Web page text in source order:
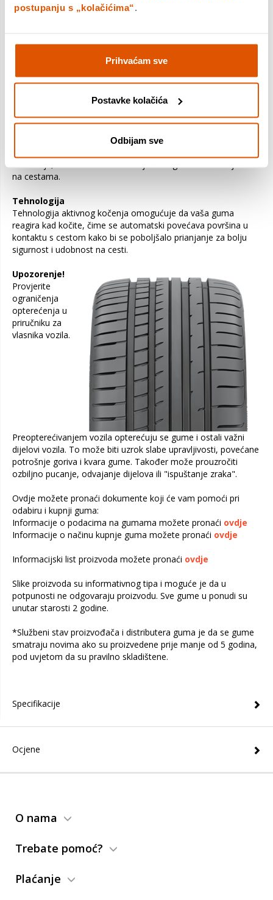
postupanju s „kolačićima“
Prihvaćam sve
Postavke kolačića
Odbijam sve
i jačom gumom.
To znači da ćete imati koristi od niže potrošnje goriva,
smanjenog trošenja gaznoga sloja i lakšeg rukovanja u
zavojima.
Tehnologija Grip Booster
Poboljšano prianjanje Guma Eagle F1 Asymmetric 3
opremljena je novim Grip Booster spojem, koji je izrađen od
ljepljive smole kako bi se povećalo prianjanje vašeg vozila na
na cestama.
Tehnologija
Tehnologija aktivnog kočenja omogućuje da vaša guma
reagira kad kočite, čime se automatski povećava površina u
kontaktu s cestom kako bi se poboljšalo prianjanje za bolju
sigurnost i udobnost na cesti.
Upozorenje!
Provjerite
ograničenja
opterećenja u
priručniku za
vlasnika vozila.
Preopterećivanjem vozila opterećuju se gume i ostali važni
dijelovi vozila. To može biti uzrok slabe upravljivosti, povećane
potrošnje goriva i kvara gume. Također može prouzročiti
ozbiljno pucanje, odvajanje dijelova ili "ispuštanje zraka".
Ovdje možete pronaći dokumente koji će vam pomoći pri
odabiru i kupnji guma:
Informacije o podacima na gumama možete pronaći ovdje
Informacije o načinu kupnje guma možete pronaći ovdje
Informacijski list proizvoda možete pronaći ovdje
Slike proizvoda su informativnog tipa i moguće je da u
potpunosti ne odgovaraju proizvodu. Sve gume u ponudi su
unutar starosti 2 godine.
*Službeni stav proizvođača i distributera guma je da se gume
smatraju novima ako su proizvedene prije manje od 5 godina,
pod uvjetom da su pravilno skladištene.
Specifikacije
Ocjene
O nama
Trebate pomoć?
Plaćanje